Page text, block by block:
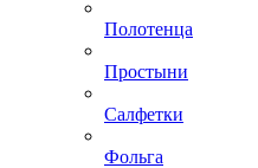
Полотенца
Простыни
Салфетки
Фольга